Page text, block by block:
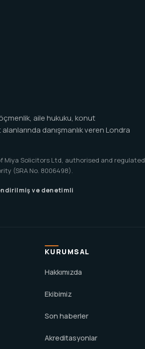
aile hukuku, konut
danışmanlık veren Londra
Miya Solicitors Ltd, authorised and regulated
(SRA No. 8006498).
ve denetimli
KURUMSAL
Hakkımızda
Ekibimiz
Son haberler
Akreditasyonlar